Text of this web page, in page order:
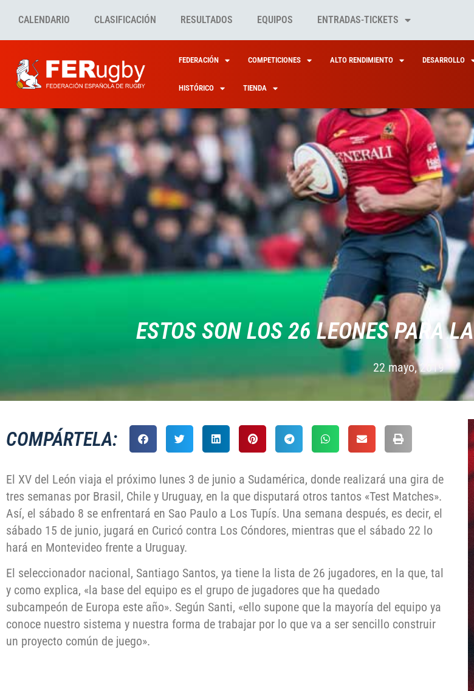
CALENDARIO CLASIFICACIÓN RESULTADOS EQUIPOS ENTRADAS-TICKETS
FEDERACIÓN COMPETICIONES ALTO RENDIMIENTO DESARROLLO
HISTÓRICO TIENDA
ESTOS SON LOS 26 LEONES PARA
22 mayo, 2019
COMPÁRTELA:
El XV del León viaja el próximo lunes 3 de junio a Sudamérica, donde realizará una gira de
tres semanas por Brasil, Chile y Uruguay, en la que disputará otros tantos «Test Matches».
Así, el sábado 8 se enfrentará en Sao Paulo a Los Tupís. Una semana después, es decir, el
sábado 15 de junio, jugará en Curicó contra Los Cóndores, mientras que el sábado 22 lo
hará en Montevideo frente a Uruguay.
El seleccionador nacional, Santiago Santos, ya tiene la lista de 26 jugadores, en la que, tal
y como explica, «la base del equipo es el grupo de jugadores que ha quedado
subcampeón de Europa este año». Según Santi, «ello supone que la mayoría del equipo ya
conoce nuestro sistema y nuestra forma de trabajar por lo que va a ser sencillo construir
un proyecto común de juego».